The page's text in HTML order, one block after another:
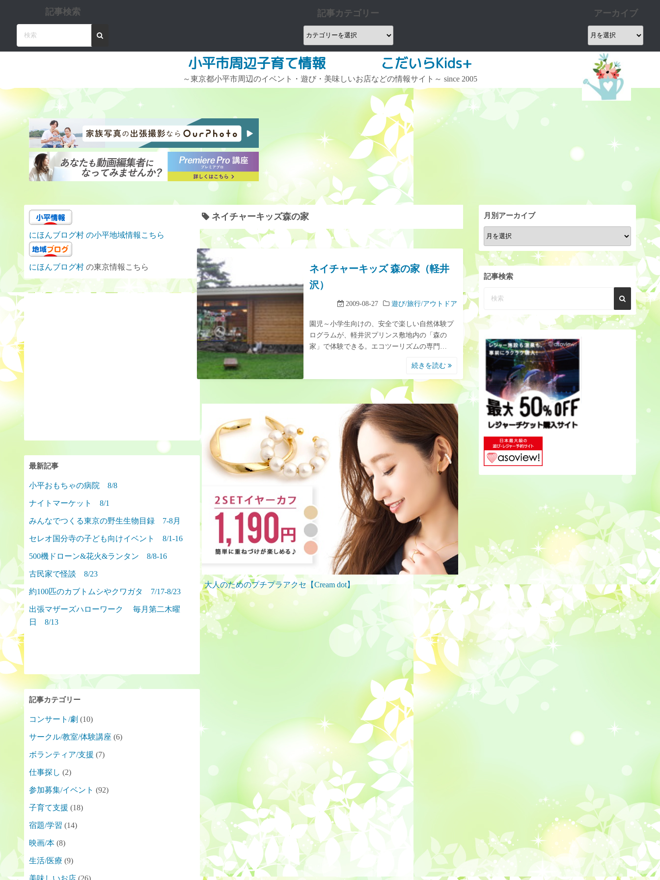
記事検索 記事カテゴリー
記
事
カ
テ
ゴ
アーカイブ
ア
ー
イ
ブ
小平市周辺子育て情報 こだいらKids+
～東京都小平市周辺のイベント・遊び・美味しいお店などの情報サイト～ since 2005
ネイチャーキッズ森の家
ネイチャーキッズ 森の家（軽井
沢）
2009-08-27 遊び/旅行/アウトドア
園児～小学生向けの、安全で楽しい自然体験プ
ログラムが、軽井沢プリンス敷地内の「森の
家」で体験できる。エコツーリズムの専門…
続きを読む
大人のためのプチプラアクセ【Cream dot】
にほんブログ村 の小平地域情報こちら
にほんブログ村 の東京情報こちら
最新記事
小平おもちゃの病院 8/8
ナイトマーケット 8/1
みんなでつくる東京の野生生物目録 7-8月
セレオ国分寺の子ども向けイベント 8/1-16
500機ドローン&花火&ランタン 8/8-16
古民家で怪談 8/23
約100匹のカブトムシやクワガタ 7/17-8/23
出張マザーズハローワーク 毎月第二木曜
日 8/13
記事カテゴリー
コンサート/劇 (10)
サークル/教室/体験講座 (6)
ボランティア/支援 (7)
仕事探し (2)
参加募集/イベント (92)
子育て支援 (18)
宿題/学習 (14)
映画/本 (8)
生活/医療 (9)
美味しいお店 (26)
月別アーカイブ
月
別
ア
記事検索